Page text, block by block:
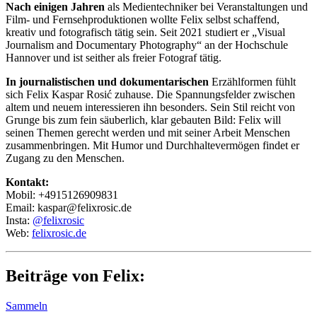
Nach einigen Jahren als Medientechniker bei Veranstaltungen und
Film- und Fernsehproduktionen wollte Felix selbst schaffend,
kreativ und fotografisch tätig sein. Seit 2021 studiert er „Visual
Journalism and Documentary Photography“ an der Hochschule
Hannover und ist seither als freier Fotograf tätig.
In journalistischen und dokumentarischen Erzählformen fühlt
sich Felix Kaspar Rosić zuhause. Die Spannungsfelder zwischen
altem und neuem interessieren ihn besonders. Sein Stil reicht von
Grunge bis zum fein säuberlich, klar gebauten Bild: Felix will
seinen Themen gerecht werden und mit seiner Arbeit Menschen
zusammenbringen. Mit Humor und Durchhaltevermögen findet er
Zugang zu den Menschen.
Kontakt:
Mobil: +4915126909831
Email: kaspar@felixrosic.de
Insta: @felixrosic
Web: felixrosic.de
Beiträge von Felix:
Sammeln